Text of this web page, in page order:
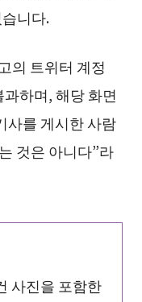
니다.
의 트위터 계정
하며, 해당 화면
사를 게시한 사람
것은 아니다”라
사진을 포함한